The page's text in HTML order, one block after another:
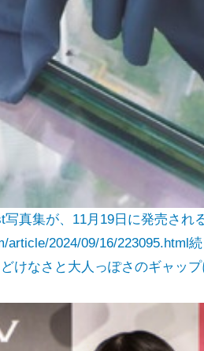
真集が、11月19日に発売され
article/2024/09/16/223095.html
けなさと大人っぽさのギャッ